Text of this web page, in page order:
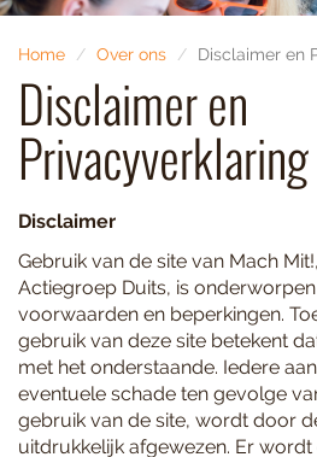
Home Over ons Disclaimer en
Disclaimer en
Privacyverklaring
Disclaimer
Gebruik van de site van Mach
Actiegroep Duits, is
voorwaarden en beperkingen.
gebruik van deze site betekent
met het onderstaande. Iedere
eventuele schade ten gevolge
gebruik van de site, wordt door
uitdrukkelijk afgewezen. Er